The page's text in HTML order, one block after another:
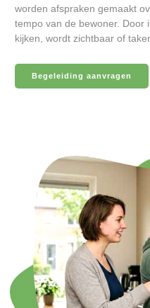
worden afspraken gemaakt
tempo van de bewoner. Door
kijken, wordt zichtbaar of
Begeleiding aanvragen